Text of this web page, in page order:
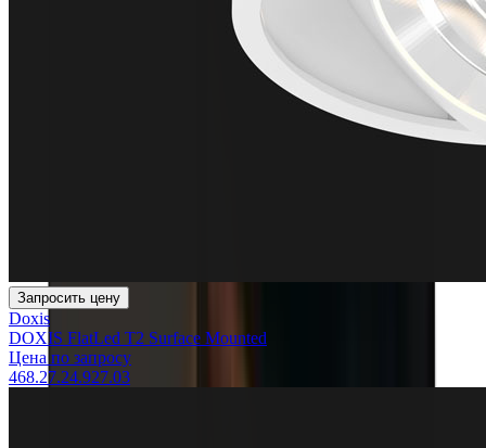
Запросить цену
Doxis
DOXIS FlatLed T2 Surface Mounted
Цена по запросу
468.27.24.927.03